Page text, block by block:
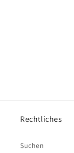
Rechtliches
Suchen